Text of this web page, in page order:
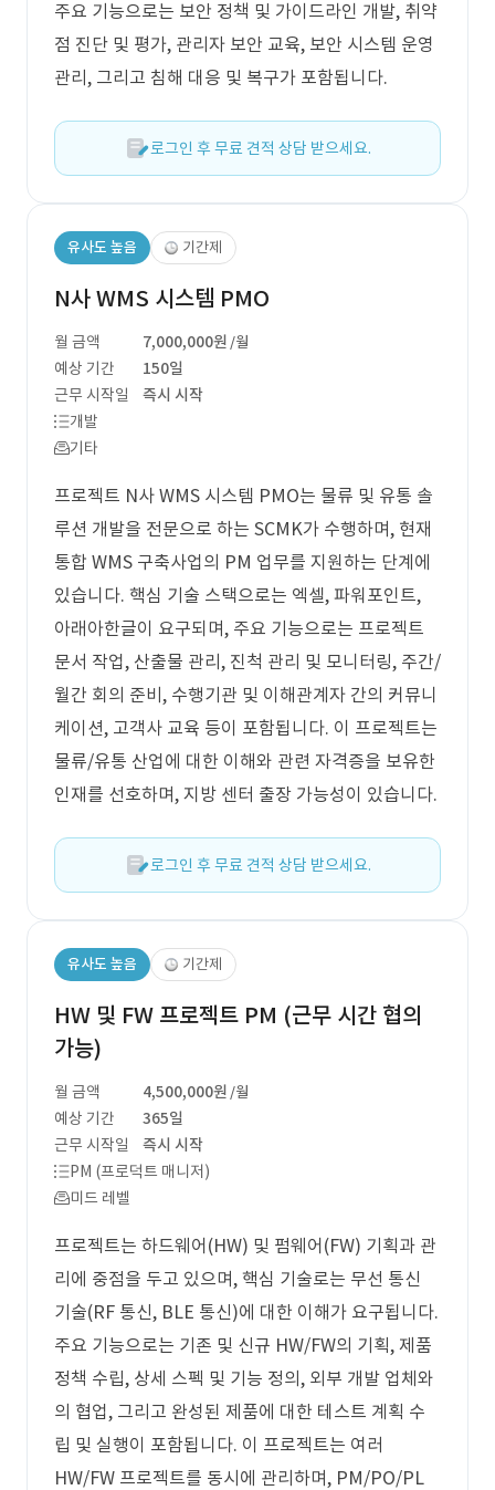
주요 기능으로는 보안 정책 및 가이드라인 개발, 취약
점 진단 및 평가, 관리자 보안 교육, 보안 시스템 운영
관리, 그리고 침해 대응 및 복구가 포함됩니다.
로그인 후 무료 견적 상담 받으세요.
유사도 높음 기간제
N사 WMS 시스템 PMO
월 금액 7,000,000원 /월
예상 기간
150일
근무 시작일
즉시 시작
개발
기타
프로젝트 N사 WMS 시스템 PMO는 물류 및 유통 솔
루션 개발을 전문으로 하는 SCMK가 수행하며, 현재
통합 WMS 구축사업의 PM 업무를 지원하는 단계에
있습니다. 핵심 기술 스택으로는 엑셀, 파워포인트,
아래아한글이 요구되며, 주요 기능으로는 프로젝트
문서 작업, 산출물 관리, 진척 관리 및 모니터링, 주간/
월간 회의 준비, 수행기관 및 이해관계자 간의 커뮤니
케이션, 고객사 교육 등이 포함됩니다. 이 프로젝트는
물류/유통 산업에 대한 이해와 관련 자격증을 보유한
인재를 선호하며, 지방 센터 출장 가능성이 있습니다.
로그인 후 무료 견적 상담 받으세요.
유사도 높음 기간제
HW 및 FW 프로젝트 PM (근무 시간 협의
가능)
월 금액 4,500,000원 /월
예상 기간
365일
근무 시작일
즉시 시작
PM (프로덕트 매니저)
미드 레벨
프로젝트는 하드웨어(HW) 및 펌웨어(FW) 기획과 관
리에 중점을 두고 있으며, 핵심 기술로는 무선 통신
기술(RF 통신, BLE 통신)에 대한 이해가 요구됩니다.
주요 기능으로는 기존 및 신규 HW/FW의 기획, 제품
정책 수립, 상세 스펙 및 기능 정의, 외부 개발 업체와
의 협업, 그리고 완성된 제품에 대한 테스트 계획 수
립 및 실행이 포함됩니다. 이 프로젝트는 여러
HW/FW 프로젝트를 동시에 관리하며, PM/PO/PL